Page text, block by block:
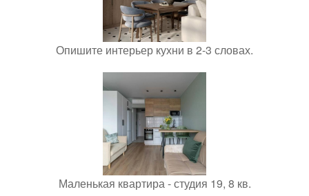
Опишите интерьер кухни в 2-3 словах.
Маленькая квартира - студия 19, 8 кв.